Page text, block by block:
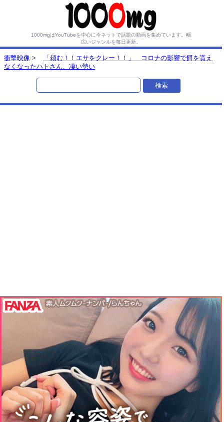
1000mgはYouTubeを中心に今ネットで話題の動画を集めています。 幅
広いジャンルを毎日更新。
衝撃映像 >
「頼む！！エサをクレー！！」 コロナの影響で餌を貰え
なくなったハトさん、凄い勢い